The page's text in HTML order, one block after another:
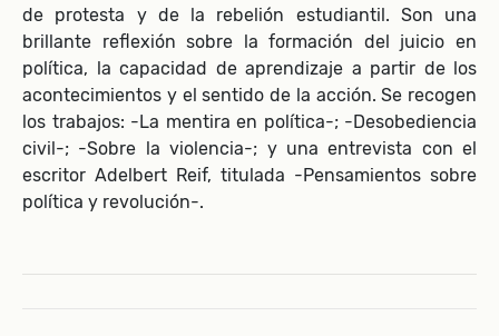
de protesta y de la rebelión estudiantil. Son una
brillante reflexión sobre la formación del juicio en
política, la capacidad de aprendizaje a partir de los
acontecimientos y el sentido de la acción. Se recogen
los trabajos: -La mentira en política-; -Desobediencia
civil-; -Sobre la violencia-; y una entrevista con el
escritor Adelbert Reif, titulada -Pensamientos sobre
política y revolución-.